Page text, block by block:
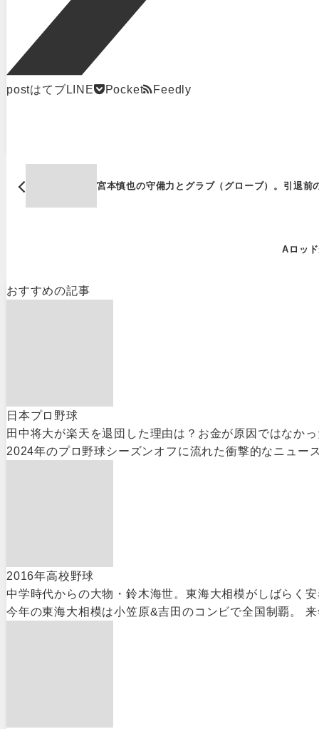
postはてブ LINE Pocket Feedly
宮本慎也の守備力とグラブ（グローブ）。引退
Aロッ
おすすめの記事
日本プロ野球
田中将大が楽天を退団した理由は？お金が原因ではなか
2024年のプロ野球シーズンオフに流れた衝撃的なニュー
2016年高校野球
中学時代からの大物・鈴木海世。東海大相模がしばらく
今年の東海大相模は小笠原&吉田のコンビで全国制覇。